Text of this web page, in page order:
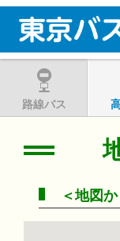
路線バス
＜地図